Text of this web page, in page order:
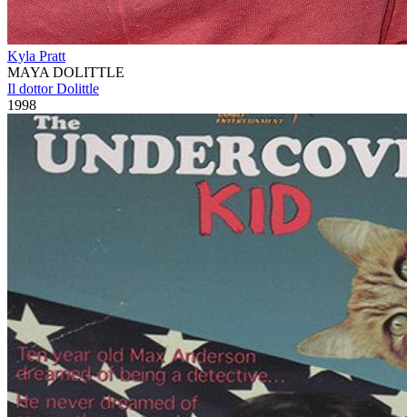
Kyla Pratt
MAYA DOLITTLE
Il dottor Dolittle
1998